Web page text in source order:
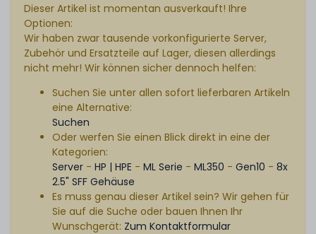
Dieser Artikel ist momentan ausverkauft! Ihre
Optionen:
Wir haben zwar tausende vorkonfigurierte Server,
Zubehör und Ersatzteile auf Lager, diesen allerdings
nicht mehr! Wir können sicher dennoch helfen:
Suchen Sie unter allen sofort lieferbaren Artikeln
eine Alternative:
Suchen
Oder werfen Sie einen Blick direkt in eine der
Kategorien:
Server- HP | HPE - ML Serie - ML350 - Gen10 - 8x
2.5" SFF Gehäuse
Es muss genau dieser Artikel sein? Wir gehen für
Sie auf die Suche oder bauen Ihnen Ihr
Wunschgerät: Zum Kontaktformular